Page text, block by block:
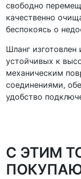
свободно
качественно
беспокоясь о
Шланг
устойчивых к
механическим
соединениями,
удобство
C ЭТИМ